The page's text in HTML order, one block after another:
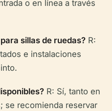
o en línea a través
sillas de ruedas? R:
e instalaciones
R: Sí, tanto en
se recomienda reservar